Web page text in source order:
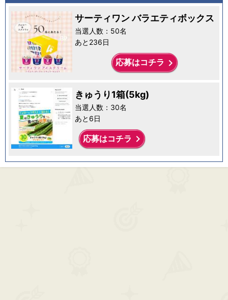
サーティワン バラエティボックス
当選人数：50名
あと236日
応募はコチラ keyboard_arrow_right
きゅうり1箱(5kg)
当選人数：30名
あと6日
応募はコチラ keyboard_arrow_right